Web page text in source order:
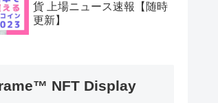
貨 上場ニュース速報【随時
更新】
NFT Display